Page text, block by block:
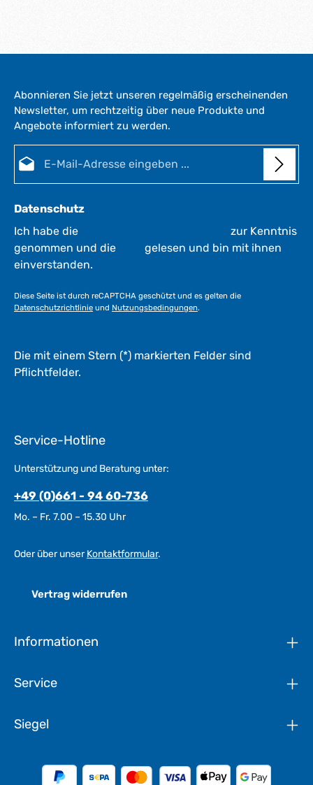
Abonnieren Sie jetzt unseren regelmäßig erscheinenden
Newsletter, um rechtzeitig über neue Produkte und
Angebote informiert zu werden.
Datenschutz
Ich habe die
zur Kenntnis
genommen und die
gelesen und bin mit ihnen
einverstanden.
Diese Seite ist durch reCAPTCHA geschützt und es gelten die
Datenschutzrichtlinie und Nutzungsbedingungen.
Die mit einem Stern (*) markierten Felder sind
Pflichtfelder.
Service-Hotline
Unterstützung und Beratung unter:
+49 (0)661 - 94 60-736
Mo. – Fr. 7.00 – 15.30 Uhr
Oder über unserKontaktformular.
Vertrag widerrufen
Informationen
Service
Siegel